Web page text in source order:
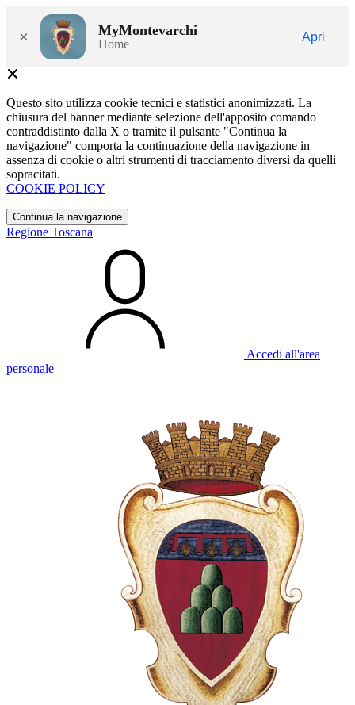
× MyMontevarchi
Home
Apri
Questo sito utilizza cookie tecnici e statistici anonimizzati. La
chiusura del banner mediante selezione dell'apposito comando
contraddistinto dalla X o tramite il pulsante "Continua la
navigazione" comporta la continuazione della navigazione in
assenza di cookie o altri strumenti di tracciamento diversi da quelli
sopracitati.
COOKIE POLICY
Continua la navigazione
Regione Toscana
Accedi all'area
personale